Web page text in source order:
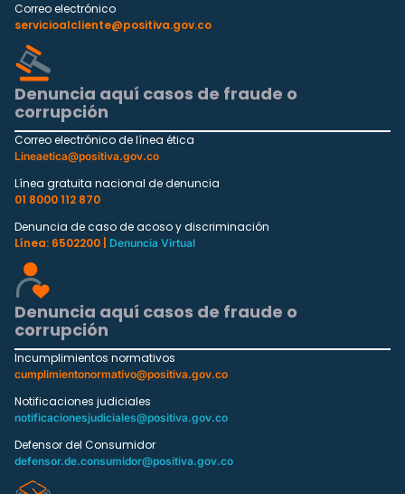
Correo electrónico
servicioalcliente@positiva.gov.co
Denuncia aquí casos de fraude o
corrupción
Correo electrónico de línea ética
Lineaetica@positiva.gov.co
Línea gratuita nacional de denuncia
01 8000 112 870
Denuncia de caso de acoso y discriminación
Línea: 6502200 |
Denuncia Virtual
Denuncia aquí casos de fraude o
corrupción
Incumplimientos normativos
cumplimientonormativo@positiva.gov.co
Notificaciones judiciales
notificacionesjudiciales@positiva.gov.co
Defensor del Consumidor
defensor.de.consumidor@positiva.gov.co